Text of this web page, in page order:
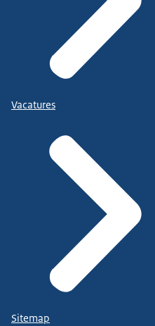
Vacatures
Sitemap